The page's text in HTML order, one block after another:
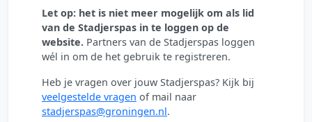
Let op: het is niet meer mogelijk om als lid
van de Stadjerspas in te loggen op de
website. Partners van de Stadjerspas loggen
wél in om de het gebruik te registreren.
Heb je vragen over jouw Stadjerspas? Kijk bij
veelgestelde vragen of mail naar
stadjerspas@groningen.nl.